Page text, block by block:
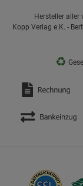
Hersteller aller
Kopp Verlag e.K. -
♻